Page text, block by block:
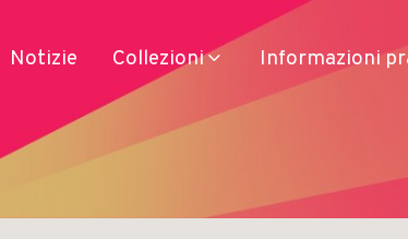
Notizie Collezioni Informazioni